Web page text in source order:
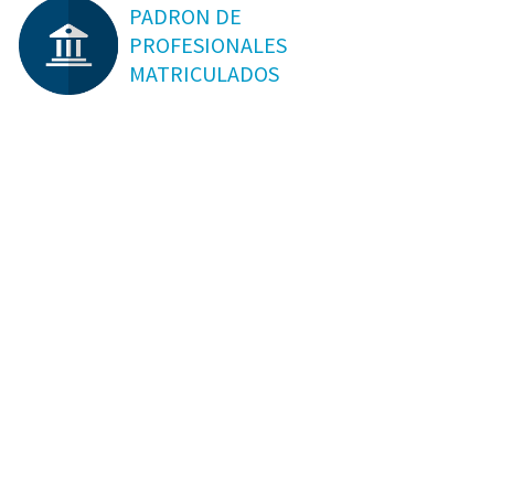
PADRON DE
PROFESIONALES
MATRICULADOS